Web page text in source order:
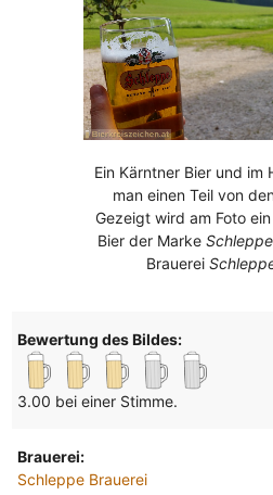
Ein Kärntner Bier und im
man einen Teil von
Gezeigt wird am Foto
Bier der Marke
Brauerei
Bewertung des Bildes:
3.00 bei einer Stimme.
Brauerei:
Schleppe Brauerei